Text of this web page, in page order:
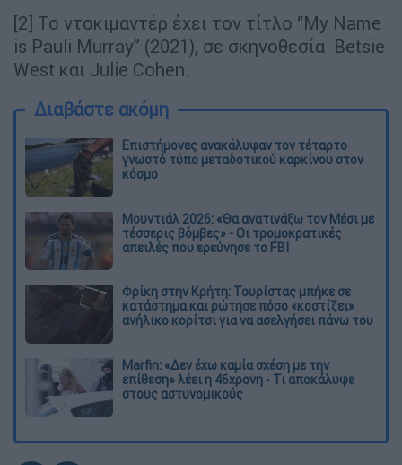
[2] To ντοκιμαντέρ έχει τον τίτλο “My Name
is Pauli Murray” (2021), σε σκηνοθεσία Betsie
West και Julie Cohen.
Διαβάστε ακόμη
Επιστήμονες ανακάλυψαν τον τέταρτο
γνωστό τύπο μεταδοτικού καρκίνου στον
κόσμο
Μουντιάλ 2026: «Θα ανατινάξω τον Μέσι με
τέσσερις βόμβες» - Οι τρομοκρατικές
απειλές που ερεύνησε το FBI
Φρίκη στην Κρήτη: Τουρίστας μπήκε σε
κατάστημα και ρώτησε πόσο «κοστίζει»
ανήλικο κορίτσι για να ασελγήσει πάνω του
Marfin: «Δεν έχω καμία σχέση με την
επίθεση» λέει η 46χρονη - Τι αποκάλυψε
στους αστυνομικούς